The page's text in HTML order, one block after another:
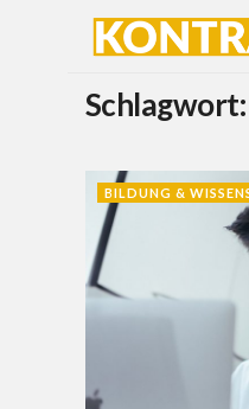
Schlagwort:
BILDUNG &